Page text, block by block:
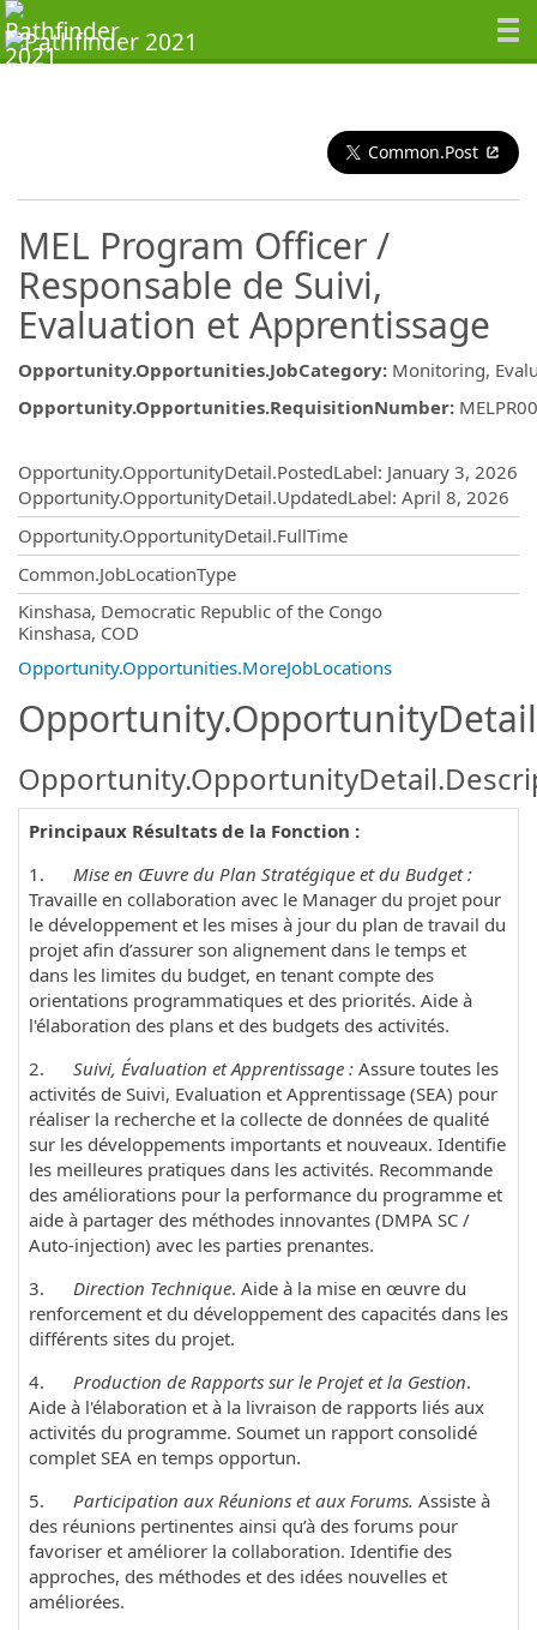
Common.Post
MEL Program Officer /
Responsable de Suivi,
Evaluation et Apprentissage
Opportunity.Opportunities.JobCategory: Monitoring,
Opportunity.Opportunities.RequisitionNumber:
Opportunity.OpportunityDetail.PostedLabel: January 3, 2026
Opportunity.OpportunityDetail.UpdatedLabel: April 8, 2026
Opportunity.OpportunityDetail.FullTime
Common.JobLocationType
Kinshasa, Democratic Republic of the Congo
Kinshasa, COD
Opportunity.Opportunities.MoreJobLocations
Principaux Résultats de la Fonction :
1. Mise en Œuvre du Plan Stratégique et du Budget :
Travaille en collaboration avec le Manager du projet pour
le développement et les mises à jour du plan de travail du
projet afin d’assurer son alignement dans le temps et
dans les limites du budget, en tenant compte des
orientations programmatiques et des priorités. Aide à
l'élaboration des plans et des budgets des activités.
2. Suivi, Évaluation et Apprentissage : Assure toutes les
activités de Suivi, Evaluation et Apprentissage (SEA) pour
réaliser la recherche et la collecte de données de qualité
sur les développements importants et nouveaux. Identifie
les meilleures pratiques dans les activités. Recommande
des améliorations pour la performance du programme et
aide à partager des méthodes innovantes (DMPA SC /
Auto-injection) avec les parties prenantes.
3. Direction Technique. Aide à la mise en œuvre du
renforcement et du développement des capacités dans les
différents sites du projet.
4. Production de Rapports sur le Projet et la Gestion.
Aide à l'élaboration et à la livraison de rapports liés aux
activités du programme. Soumet un rapport consolidé
complet SEA en temps opportun.
5. Participation aux Réunions et aux Forums. Assiste à
des réunions pertinentes ainsi qu’à des forums pour
favoriser et améliorer la collaboration. Identifie des
approches, des méthodes et des idées nouvelles et
améliorées.